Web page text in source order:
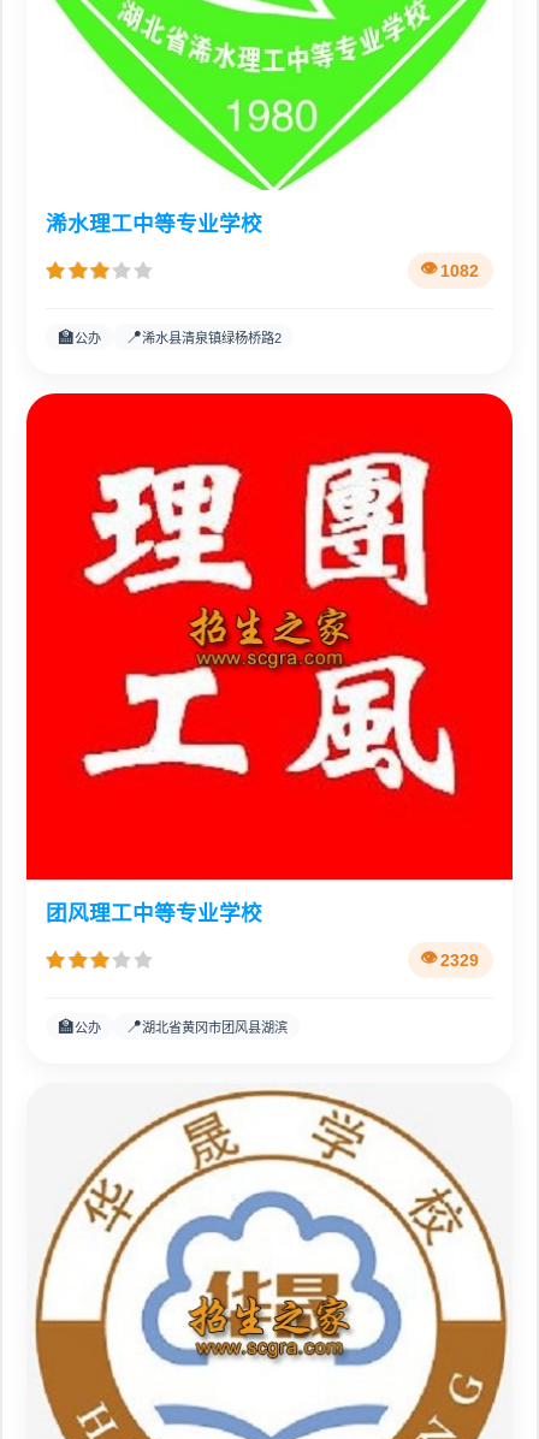
浠水理工中等专业学校
1082
🏫公办 📍浠水县清泉镇绿杨桥路2
团风理工中等专业学校
2329
🏫公办 📍湖北省黄冈市团风县湖滨